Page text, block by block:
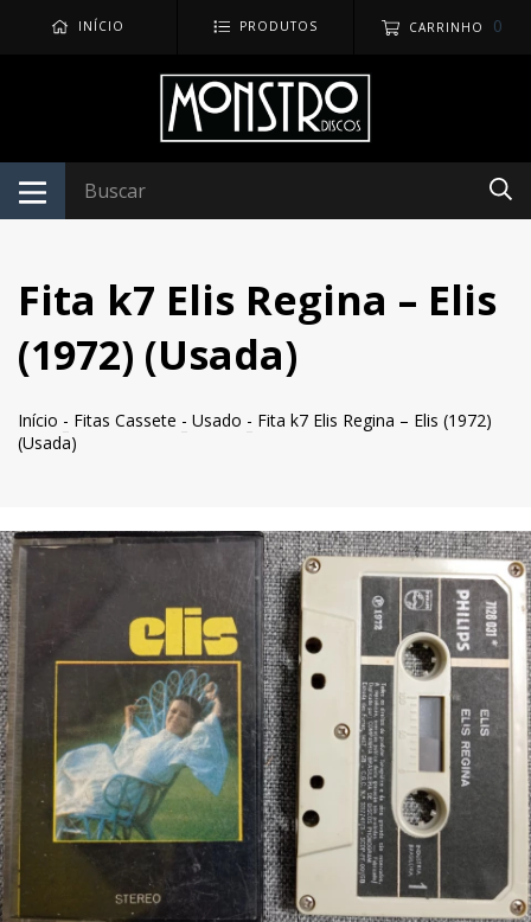
INÍCIO PRODUTOS CARRINHO 0
Fita k7 Elis Regina – Elis
(1972) (Usada)
Início - Fitas Cassete - Usado - Fita k7 Elis Regina – Elis (1972)
(Usada)